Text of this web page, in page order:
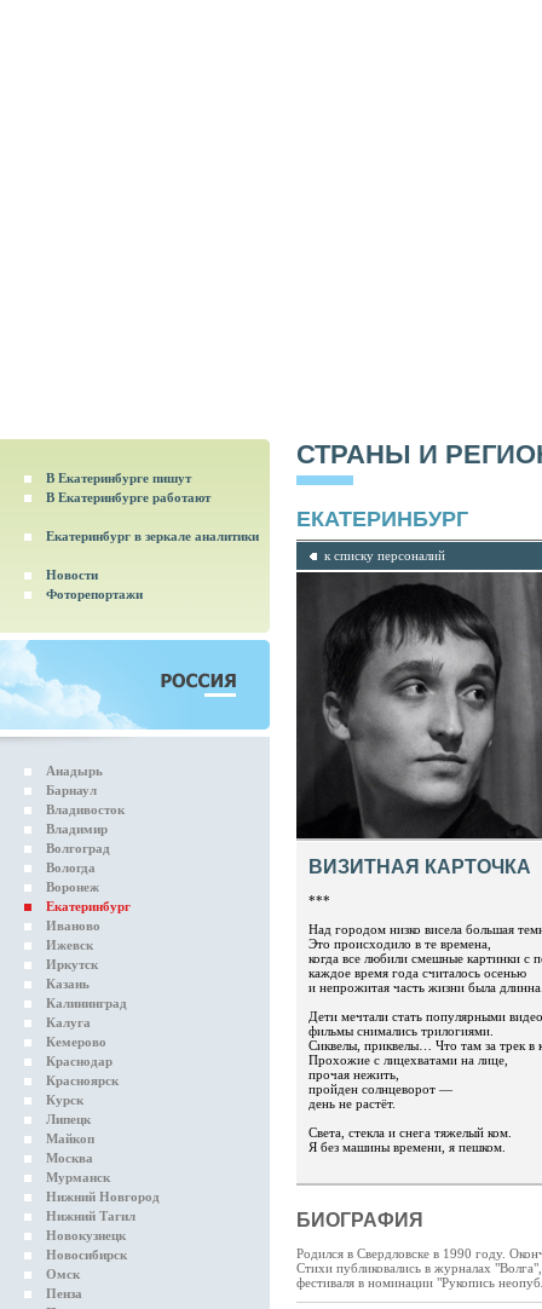
В Екатеринбурге пишут
В Екатеринбурге работают
Екатеринбург в зеркале аналитики
Новости
Фоторепортажи
Анадырь
Барнаул
Владивосток
Владимир
Волгоград
Вологда
Воронеж
Екатеринбург
Иваново
Ижевск
Иркутск
Казань
Калининград
Калуга
Кемерово
Краснодар
Красноярск
Курск
Липецк
Майкоп
Москва
Мурманск
Нижний Новгород
Нижний Тагил
Новокузнецк
Новосибирск
Омск
Пенза
СТРАНЫ И
ЕКАТЕРИНБУРГ
к списку персоналий
ВИЗИТНАЯ КАРТОЧКА
***
Над городом низко висела большая
Это происходило в те времена,
когда все любили смешные картинки с
каждое время года считалось осенью
и непрожитая часть жизни была
Дети мечтали стать популярными
фильмы снимались трилогиями.
Сиквелы, приквелы… Что там за трек в
Прохожие с лицехватами на лице,
прочая нежить,
пройден солнцеворот —
день не растёт.
Света, стекла и снега тяжелый ком.
Я без машины времени, я пешком.
БИОГРАФИЯ
Родился в Свердловске в 1990 году.
Стихи публиковались в журналах
фестиваля в номинации "Рукопись